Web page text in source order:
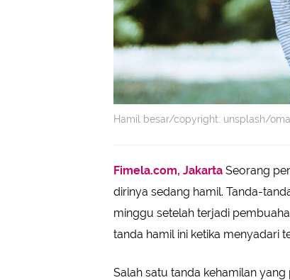
Hamil besar/copyright: unsplash/
Fimela.com, Jakarta Seorang
dirinya sedang hamil. Tanda-
minggu setelah terjadi
tanda hamil ini ketika menyadari
Salah satu tanda kehamilan